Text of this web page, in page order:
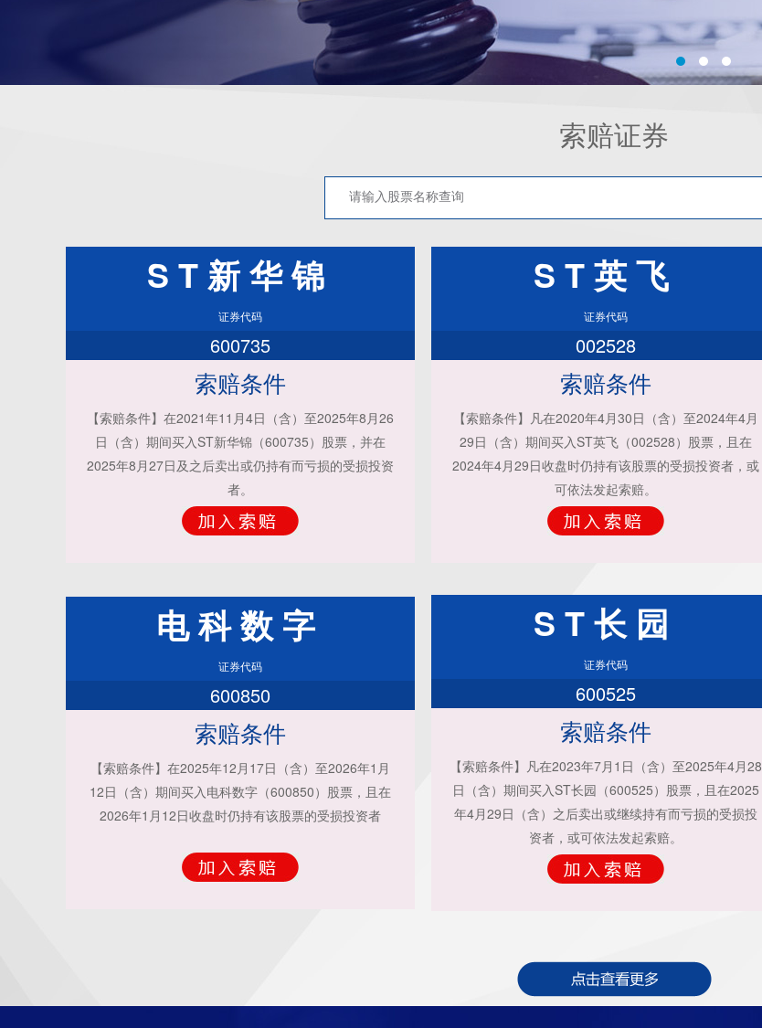
索赔证券
ST新华锦
证券代码
600735
索赔条件
【索赔条件】在2021年11月4日（含）至2025年8月26
日（含）期间买入ST新华锦（600735）股票，并在
2025年8月27日及之后卖出或仍持有而亏损的受损投资
者。
ST英飞
证券代码
002528
索赔条件
【索赔条件】凡在2020年4月30日（含）至2024年4月
29日（含）期间买入ST英飞（002528）股票，且在
2024年4月29日收盘时仍持有该股票的受损投资者，或
可依法发起索赔。
电科数字
证券代码
600850
索赔条件
【索赔条件】在2025年12月17日（含）至2026年1月
12日（含）期间买入电科数字（600850）股票，且在
2026年1月12日收盘时仍持有该股票的受损投资者
ST长园
证券代码
600525
索赔条件
【索赔条件】凡在2023年7月1日（含）至2025年4月28
日（含）期间买入ST长园（600525）股票，且在2025
年4月29日（含）之后卖出或继续持有而亏损的受损投
资者，或可依法发起索赔。